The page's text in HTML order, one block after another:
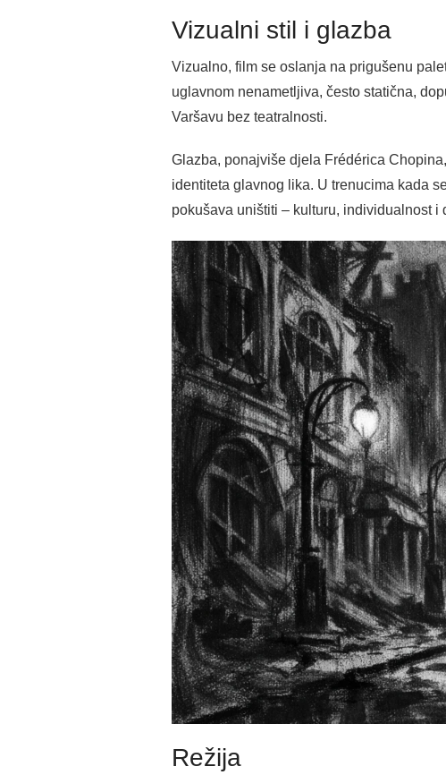
Vizualni stil i glazba
Vizualno, film se oslanja na prigušenu
uglavnom nenametljiva, često statična,
Varšavu bez teatralnosti.
Glazba, ponajviše djela Frédérica
identiteta glavnog lika. U trenucima kada
pokušava uništiti – kulturu, individualnost i
Režija